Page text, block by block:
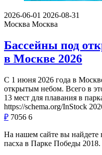
2026-06-01 2026-08-31
Москва Москва
Бассейны под
в Москве 2026
С 1 июня 2026 года в
открытым небом. Всего в
13 мест для плавания в
https://schema.org/InStock
₽ 7056 6
На нашем сайте вы
пасха в Парке Победы 2018.